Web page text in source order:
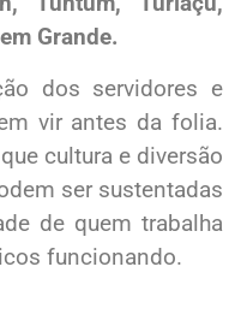
Grande.
dos servidores e
vir antes da folia.
cultura e diversão
ser sustentadas
de quem trabalha
funcionando.